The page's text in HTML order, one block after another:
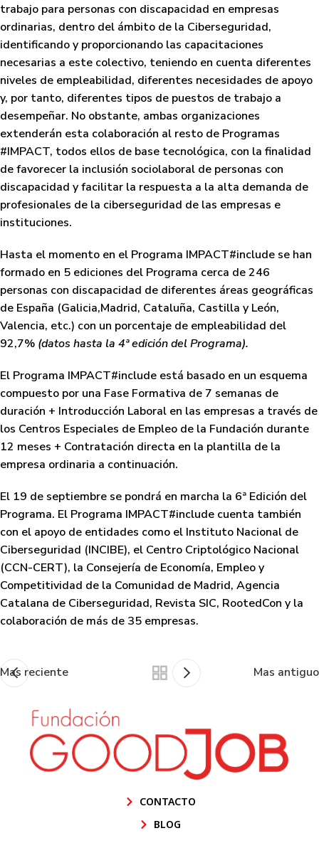
trabajo para personas con discapacidad en empresas
ordinarias, dentro del ámbito de la Ciberseguridad,
identificando y proporcionando las capacitaciones
necesarias a este colectivo, teniendo en cuenta diferentes
niveles de empleabilidad, diferentes necesidades de apoyo
y, por tanto, diferentes tipos de puestos de trabajo a
desempeñar. No obstante, ambas organizaciones
extenderán esta colaboración al resto de Programas
#IMPACT, todos ellos de base tecnológica, con la finalidad
de favorecer la inclusión sociolaboral de personas con
discapacidad y facilitar la respuesta a la alta demanda de
profesionales de la ciberseguridad de las empresas e
instituciones.
Hasta el momento en el Programa IMPACT#include se han
formado en 5 ediciones del Programa cerca de 246
personas con discapacidad de diferentes áreas geográficas
de España (Galicia,Madrid, Cataluña, Castilla y León,
Valencia, etc.) con un porcentaje de empleabilidad del
92,7% (datos hasta la 4ª edición del Programa).
El Programa IMPACT#include está basado en un esquema
compuesto por una Fase Formativa de 7 semanas de
duración + Introducción Laboral en las empresas a través de
los Centros Especiales de Empleo de la Fundación durante
12 meses + Contratación directa en la plantilla de la
empresa ordinaria a continuación.
El 19 de septiembre se pondrá en marcha la 6ª Edición del
Programa. El Programa IMPACT#include cuenta también
con el apoyo de entidades como el Instituto Nacional de
Ciberseguridad (INCIBE), el Centro Criptológico Nacional
(CCN-CERT), la Consejería de Economía, Empleo y
Competitividad de la Comunidad de Madrid, Agencia
Catalana de Ciberseguridad, Revista SIC, RootedCon y la
colaboración de más de 35 empresas.
Mas reciente Mas antiguo
CONTACTO
BLOG